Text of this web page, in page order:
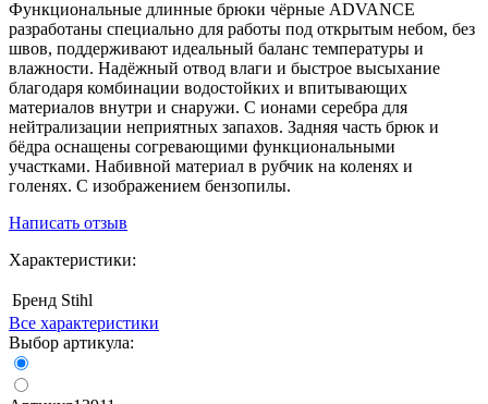
Функциональные длинные брюки чёрные ADVANCE
разработаны специально для работы под открытым небом, без
швов, поддерживают идеальный баланс температуры и
влажности. Надёжный отвод влаги и быстрое высыхание
благодаря комбинации водостойких и впитывающих
материалов внутри и снаружи. С ионами серебра для
нейтрализации неприятных запахов. Задняя часть брюк и
бёдра оснащены согревающими функциональными
участками. Набивной материал в рубчик на коленях и
голенях. С изображением бензопилы.
Написать отзыв
Характеристики:
Бренд Stihl
Все характеристики
Выбор артикула: